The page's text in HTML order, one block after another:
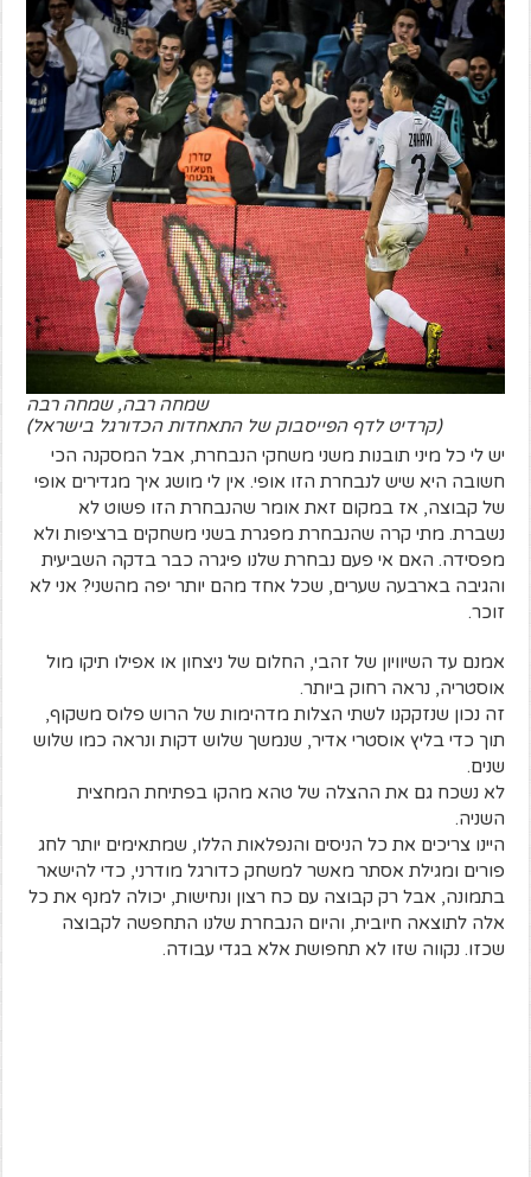
שמחה רבה, שמחה רבה
(קרדיט לדף הפייסבוק של התאחדות הכדורגל בישראל)
יש לי כל מיני תובנות משני משחקי הנבחרת, אבל המסקנה הכי
חשובה היא שיש לנבחרת הזו אופי. אין לי מושג איך מגדירים אופי
של קבוצה, אז במקום זאת אומר שהנבחרת הזו פשוט לא
נשברת. מתי קרה שהנבחרת מפגרת בשני משחקים ברציפות ולא
מפסידה. האם אי פעם נבחרת שלנו פיגרה כבר בדקה השביעית
והגיבה בארבעה שערים, שכל אחד מהם יותר יפה מהשני? אני לא
זוכר.
אמנם עד השיוויון של זהבי, החלום של ניצחון או אפילו תיקו מול
אוסטריה, נראה רחוק ביותר.
זה נכון שנזקקנו לשתי הצלות מדהימות של הרוש פלוס משקוף,
תוך כדי בליץ אוסטרי אדיר, שנמשך שלוש דקות ונראה כמו שלוש
שנים.
לא נשכח גם את ההצלה של טהא מהקו בפתיחת המחצית
השניה.
היינו צריכים את כל הניסים והנפלאות הללו, שמתאימים יותר לחג
פורים ומגילת אסתר מאשר למשחק כדורגל מודרני, כדי להישאר
בתמונה, אבל רק קבוצה עם כח רצון ונחישות, יכולה למנף את כל
אלה לתוצאה חיובית, והיום הנבחרת שלנו התחפשה לקבוצה
שכזו. נקווה שזו לא תחפושת אלא בגדי עבודה.